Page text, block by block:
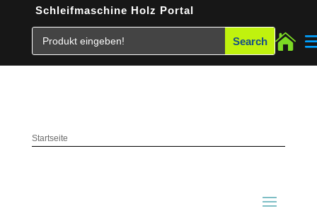
Schleifmaschine Holz Portal

Startseite